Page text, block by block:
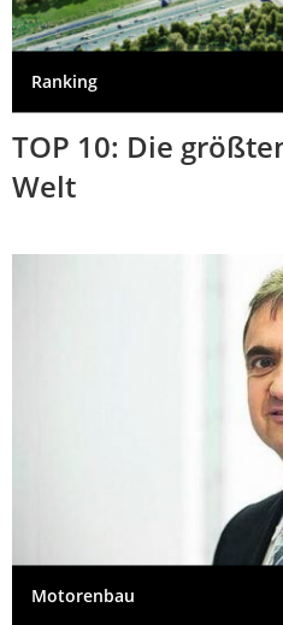
Ranking
TOP 10: Die
Welt
Motorenbau